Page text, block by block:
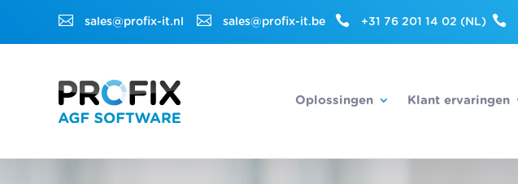
 sales@profix-it.nl  sales@profix-it.be  +31 76 201 14 02 (NL) 
Oplossingen Klant ervaringen